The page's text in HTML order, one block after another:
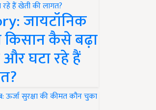
जायटॉनिक
किसान कैसे बढ़ा
और घटा रहे हैं